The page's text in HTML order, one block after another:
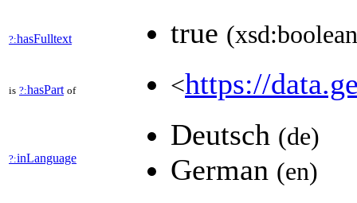
?:hasFulltext true
is ?:hasPart of <https://
?:inLanguage
Deutsch (de)
German (en)